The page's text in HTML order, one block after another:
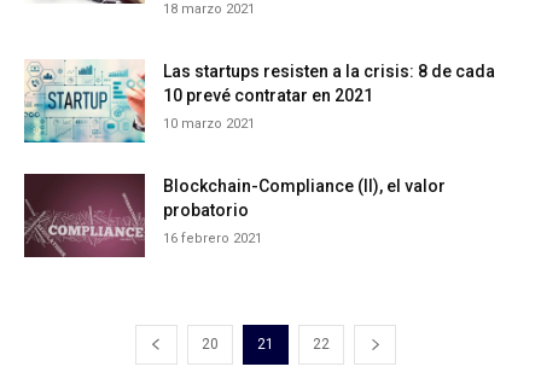
18 marzo 2021
Las startups resisten a la crisis: 8 de cada
10 prevé contratar en 2021
10 marzo 2021
Blockchain-Compliance (II), el valor
probatorio
16 febrero 2021
20 21 22